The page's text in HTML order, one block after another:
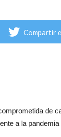
Compartir
de
a la pandemia